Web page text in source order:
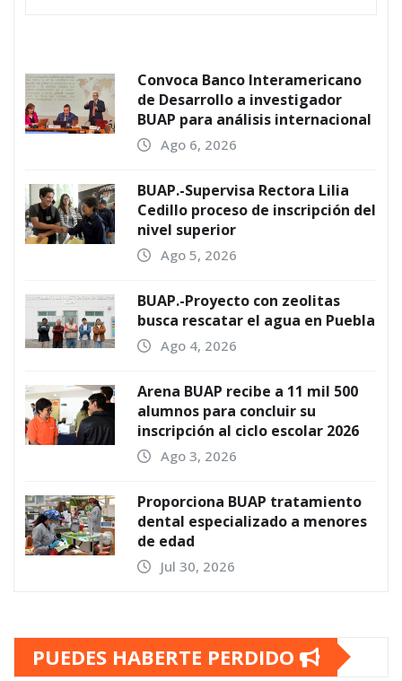
Convoca Banco Interamericano
de Desarrollo a investigador
BUAP para análisis internacional
Ago 6, 2026
BUAP.-Supervisa Rectora Lilia
Cedillo proceso de inscripción del
nivel superior
Ago 5, 2026
BUAP.-Proyecto con zeolitas
busca rescatar el agua en Puebla
Ago 4, 2026
Arena BUAP recibe a 11 mil 500
alumnos para concluir su
inscripción al ciclo escolar 2026
Ago 3, 2026
Proporciona BUAP tratamiento
dental especializado a menores
de edad
Jul 30, 2026
PUEDES HABERTE PERDIDO